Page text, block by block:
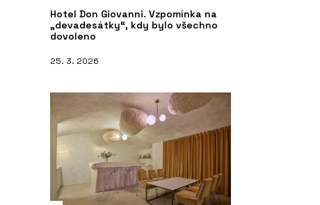
Hotel Don Giovanni. Vzpomínka na
„devadesátky“, kdy bylo všechno
dovoleno
25. 3. 2026